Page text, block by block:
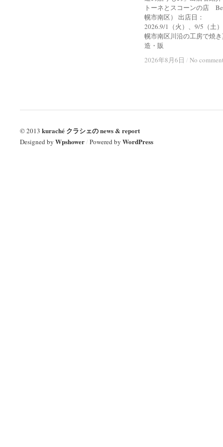
トーネとスコーンの店
幌市南区） 出店日：
2026.9/1（火）、9/5（土
幌市南区川沿の工房で焼
造・販
2026年8月6日 / No
2026年8月6日 / No
© 2013 kuraché クラシェの news & report
Designed by Wpshower/ Powered by WordPress